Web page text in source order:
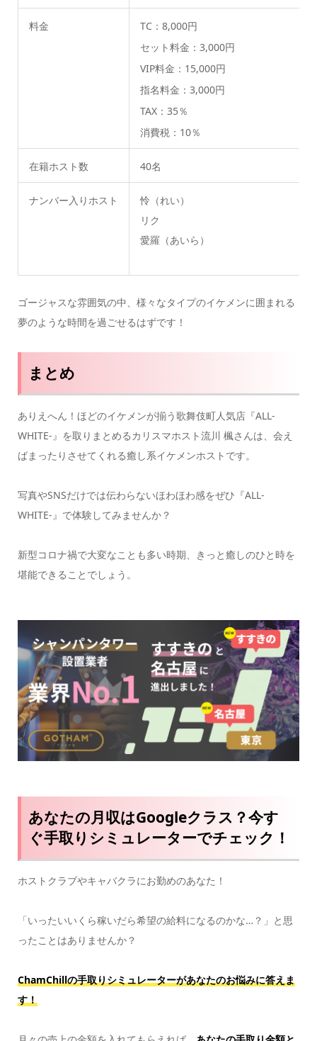
料金
TC：8,000円
セット料金：3,000円
VIP料金：15,000円
指名料金：3,000円
TAX：35％
消費税：10％
在籍ホスト数 40名
ナンバー入りホスト
怜（れい）
リク
愛羅（あいら）
ゴージャスな雰囲気の中、様々なタイプのイケメンに囲まれる
夢のような時間を過ごせるはずです！
まとめ
ありえへん！ほどのイケメンが揃う歌舞伎町人気店『ALL-
WHITE-』を取りまとめるカリスマホスト流川 楓さんは、会え
ばまったりさせてくれる癒し系イケメンホストです。
写真やSNSだけでは伝わらないほわほわ感をぜひ『ALL-
WHITE-』で体験してみませんか？
新型コロナ禍で大変なことも多い時期、きっと癒しのひと時を
堪能できることでしょう。
あなたの月収はGoogleクラス？今す
ぐ手取りシミュレーターでチェック！
ホストクラブやキャバクラにお勤めのあなた！
「いったいいくら稼いだら希望の給料になるのかな…？」と思
ったことはありませんか？
ChamChillの手取りシミュレーターがあなたのお悩みに答えま
す！